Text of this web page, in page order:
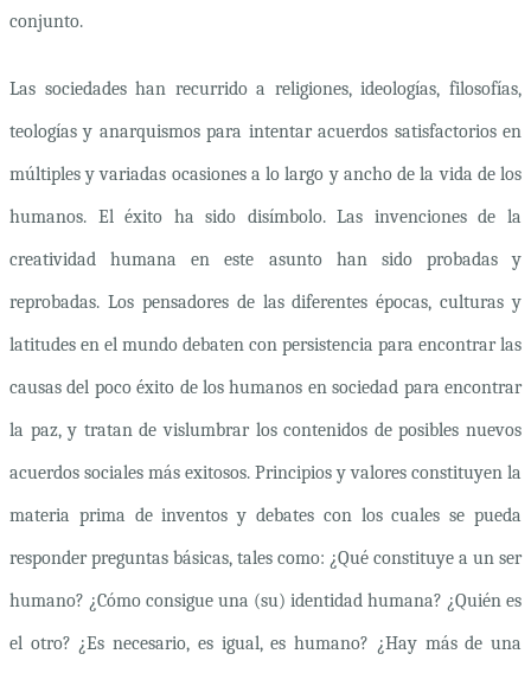
conjunto.
Las sociedades han recurrido a religiones, ideologías, filosofías,
teologías y anarquismos para intentar acuerdos satisfactorios en
múltiples y variadas ocasiones a lo largo y ancho de la vida de los
humanos. El éxito ha sido disímbolo. Las invenciones de la
creatividad humana en este asunto han sido probadas y
reprobadas. Los pensadores de las diferentes épocas, culturas y
latitudes en el mundo debaten con persistencia para encontrar las
causas del poco éxito de los humanos en sociedad para encontrar
la paz, y tratan de vislumbrar los contenidos de posibles nuevos
acuerdos sociales más exitosos. Principios y valores constituyen la
materia prima de inventos y debates con los cuales se pueda
responder preguntas básicas, tales como: ¿Qué constituye a un ser
humano? ¿Cómo consigue una (su) identidad humana? ¿Quién es
el otro? ¿Es necesario, es igual, es humano? ¿Hay más de una